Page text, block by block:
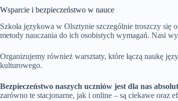
Wsparcie i bezpieczeństwo w nauce
Szkoła językowa w Olsztynie szczególnie troszczy się o
metody nauczania do ich osobistych wymagań. Nasi
Organizujemy również warsztaty, które łączą naukę
kulturowego.
Bezpieczeństwo naszych uczniów jest dla nas
zarówno te stacjonarne, jak i online – są ciekawe oraz